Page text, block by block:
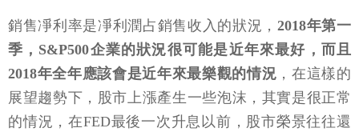
銷售凈利率是凈利潤占銷售收入的狀況， 2018年第一
季，S&P500企業的狀況很可能是近年來最好，而且
2018年全年應該會是近年來最樂觀的情況 ，在這樣的
展望趨勢下，股市上漲產生一些泡沫，其實是很正常
的情況，在FED最後一次升息以前，股市榮景往往還